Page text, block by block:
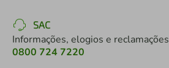
SAC
Informações, elogios e reclamações
0800 724 7220